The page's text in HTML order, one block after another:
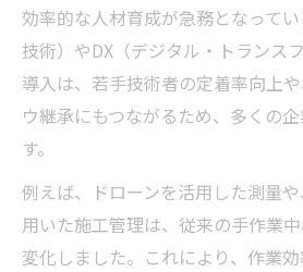
効率的な人材育成が急務となって
技術）やDX（デジタル・トランス
導入は、若手技術者の定着率向上
ウ継承にもつながるため、多くの
す。
例えば、ドローンを活用した測量
用いた施工管理は、従来の手作業
変化しました。これにより、作業